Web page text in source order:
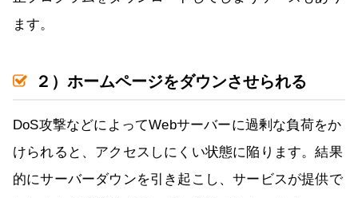
ます。
２）ホームページをダウンさせられる
DoS攻撃などによってWebサーバーに過剰な負荷をか
けられると、アクセスしにくい状態に陥ります。結果
的にサーバーダウンを引き起こし、サービスが提供で